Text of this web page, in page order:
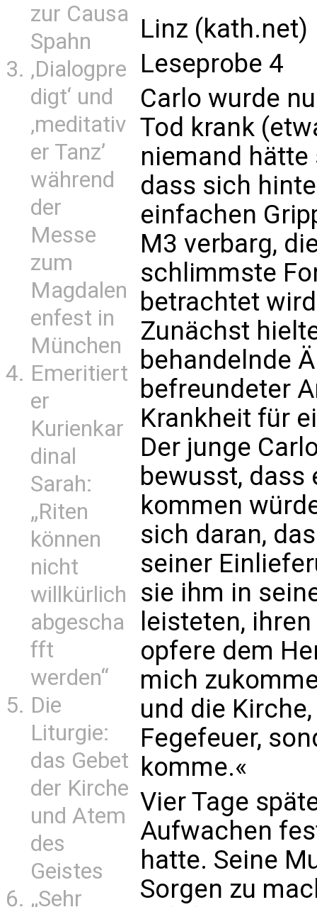
zur Causa
Spahn
‚Dialogpre
digt‘ und
‚meditativ
er Tanz’
während
der
Messe
zum
Magdalen
enfest in
München
Emeritiert
er
Kurienkar
dinal
Sarah:
„Riten
können
nicht
willkürlich
abgescha
fft
werden“
Die
Liturgie:
das Gebet
der Kirche
und Atem
des
Geistes
„Sehr
Linz (kath.net)
Leseprobe 4
Carlo wurde
Tod krank
niemand
dass sich
einfachen
M3 verbarg,
schlimmste
betrachtet
Zunächst
behandelnde
befreundeter
Krankheit für
Der junge
bewusst, dass
kommen
sich daran,
seiner
sie ihm in
leisteten,
opfere dem
mich
und die
Fegefeuer,
komme.«
Vier Tage
Aufwachen
hatte. Seine
Sorgen zu